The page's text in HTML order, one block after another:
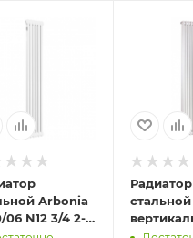
Arbonia
06 N12 3/4 2-
Радиатор
стальной